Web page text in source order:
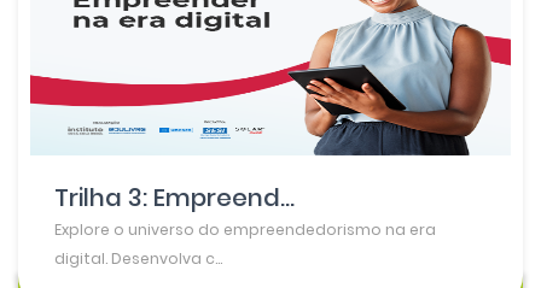
Trilha 3: Empreend...
Explore o universo do empreendedorismo na era
digital. Desenvolva c...